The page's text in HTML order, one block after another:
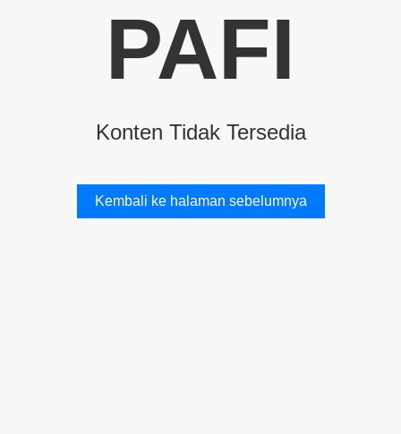
PAFI
Konten Tidak Tersedia
Kembali ke halaman sebelumnya